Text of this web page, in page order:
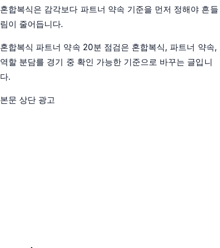
혼합복식은 감각보다 파트너 약속 기준을 먼저 정해야 흔들
림이 줄어듭니다.
혼합복식 파트너 약속 20분 점검은 혼합복식, 파트너 약속,
역할 분담를 경기 중 확인 가능한 기준으로 바꾸는 글입니
다.
본문 상단 광고